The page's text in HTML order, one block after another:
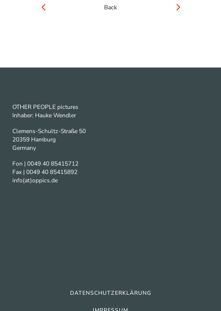
Back
OTHER PEOPLE pictures
Inhaber: Hauke Wendler
Clemens-Schultz-Straße 50
20359 Hamburg
Germany
Fon | 0049 40 85415712
Fax | 0049 40 85415892
info(at)oppics.de
DATENSCHUTZERKLÄRUNG